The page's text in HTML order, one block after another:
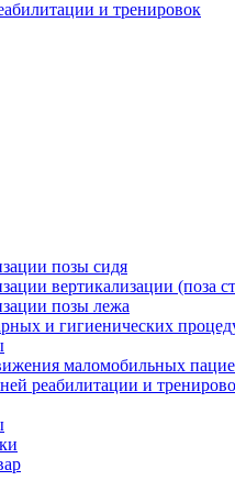
и тренировок
позы сидя
вертикализации (поза
позы лежа
и гигиенических
маломобильных
реабилитации и